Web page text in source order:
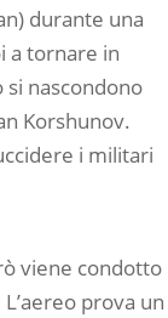
durante una
a tornare in
si nascondono
Korshunov.
i militari
viene condotto
prova un